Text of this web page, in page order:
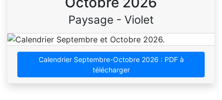
Paysage - Violet
Calendrier Septembre-Octobre 2026 : PDF à
télécharger